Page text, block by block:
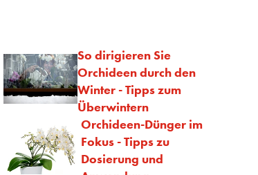
So dirigieren Sie
Orchideen durch den
Winter - Tipps zum
Überwintern
Orchideen-Dünger im
Fokus - Tipps zu
Dosierung und